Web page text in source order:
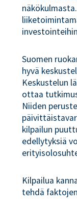
Suomen
hyvä
Keskustelun
ottaa
Niiden
kilpailun
edellytyksiä
Kilpailua
tehdä